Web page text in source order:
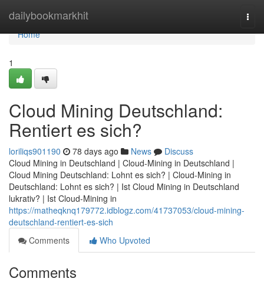
dailybookmarkhit
Home
Home
1
Cloud Mining Deutschland:
Rentiert es sich?
loriliqs901190 78 days ago News
Discuss
Cloud Mining in Deutschland | Cloud-Mining in Deutschland |
Cloud Mining Deutschland: Lohnt es sich? | Cloud-Mining in
Deutschland: Lohnt es sich? | Ist Cloud Mining in Deutschland
lukrativ? | Ist Cloud-Mining in
https://matheqknq179772.idblogz.com/41737053/cloud-mining-
deutschland-rentiert-es-sich
Comments
Who Upvoted
Comments